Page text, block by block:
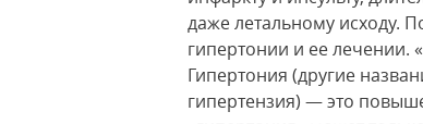
даже летальному исходу.
гипертонии и ее лечении.
Гипертония (другие
гипертензия) — это